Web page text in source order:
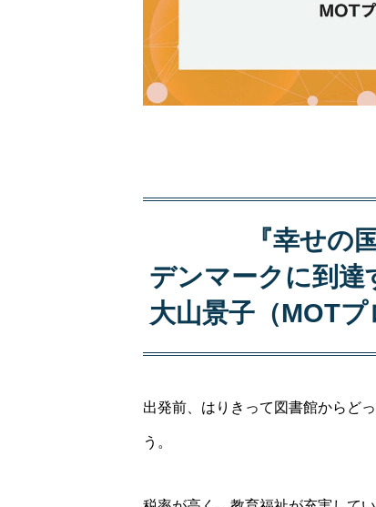
『幸せの
デンマークに到
大山景子（MOTプ
出発前、はりきって図書館からど
う。